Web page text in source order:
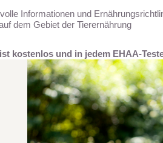
Informationen und
dem Gebiet der Tierernährung
kostenlos und in jedem EHAA-